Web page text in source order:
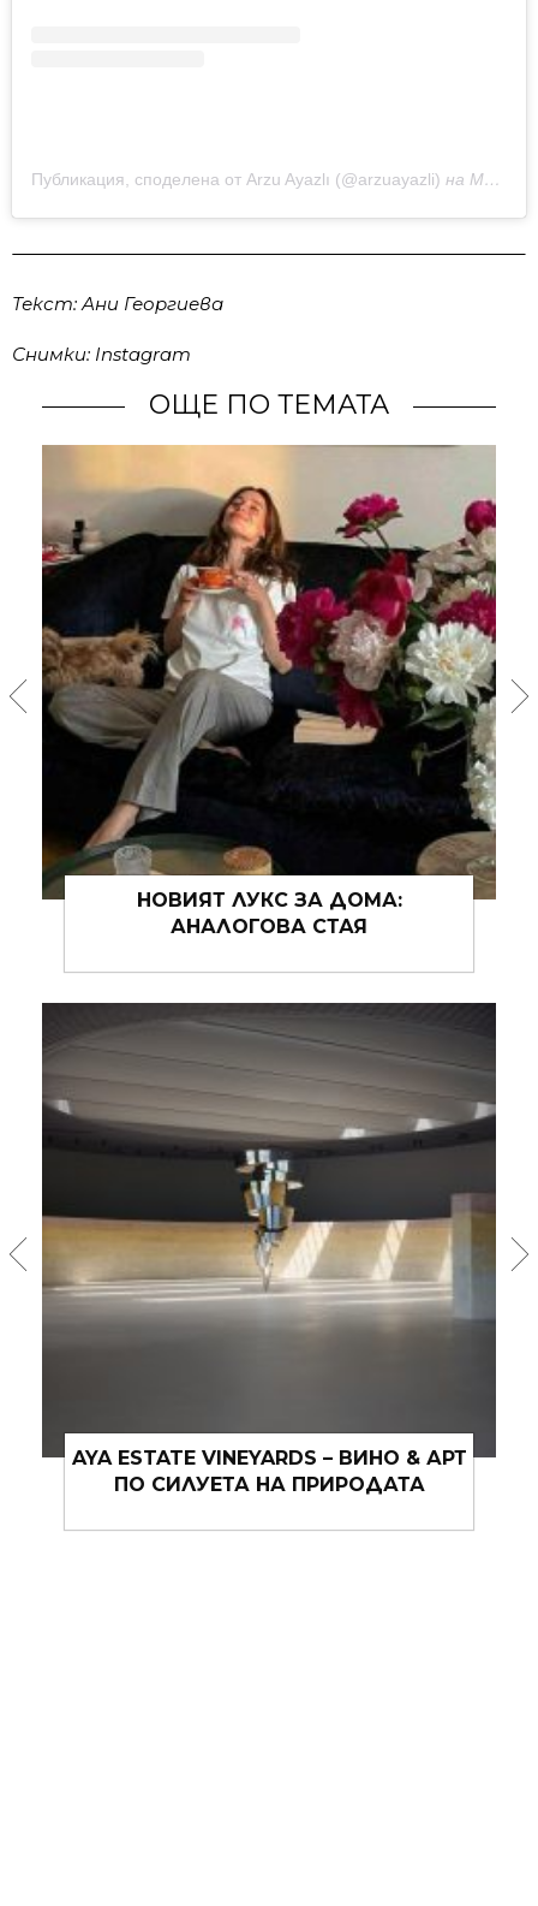
Публикация, споделена от Arzu Ayazlı (@arzuayazli) на Май 14, 2020 в 1:04 PDT
Текст: Ани Георгиева
Снимки: Instagram
ОЩЕ ПО ТЕМАТА
HEIMTEXTIL 2026 ПРЕДСТАВИ
ТЕКСТИЛА НА БЪДЕЩЕТО
ИКЕА ОБНОВИ ЕМБЛЕМАТИЧНАТА
КОЛЕКЦИЯ STOCKHOLM